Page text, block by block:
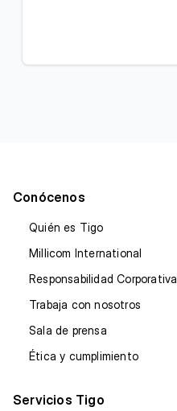
Conócenos
Quién es Tigo
Millicom International
Responsabilidad Corporativa
Trabaja con nosotros
Sala de prensa
Ética y cumplimiento
Servicios Tigo